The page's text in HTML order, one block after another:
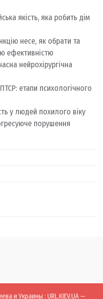
якість, яка робить дім
несе, як обрати та
ефективністю
нейрохірургічна
етапи психологічного
у людей похилого віку
порушення
и Украины : URL.KIEV.UA —